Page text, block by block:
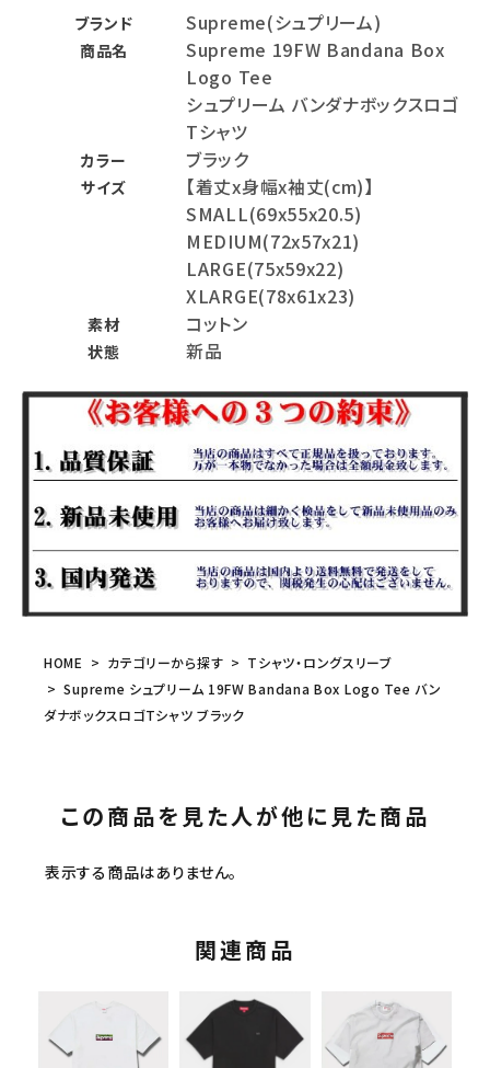
ブランド Supreme(シュプリーム)
商品名
Supreme 19FW Bandana Box
Logo Tee
シュプリーム バンダナボックスロゴ
Tシャツ
カラー ブラック
サイズ
【着丈x身幅x袖丈(cm)】
SMALL(69x55x20.5)
MEDIUM(72x57x21)
LARGE(75x59x22)
XLARGE(78x61x23)
素材 コットン
状態 新品
HOME カテゴリーから探す
Tシャツ・ロングスリーブ
Supreme シュプリーム 19FW Bandana Box Logo Tee バン
ダナボックスロゴTシャツ ブラック
この商品を見た人が他に見た商品
表示する商品はありません。
関連商品